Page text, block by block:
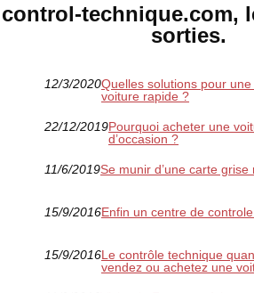
control-technique.com,
sorties.
12/3/2020Quelles solutions pour une
voiture rapide ?
22/12/2019Pourquoi acheter une
d’occasion ?
11/6/2019Se munir d’une carte grise
15/9/2016Enfin un centre de
15/9/2016Le contrôle technique
vendez ou achetez une